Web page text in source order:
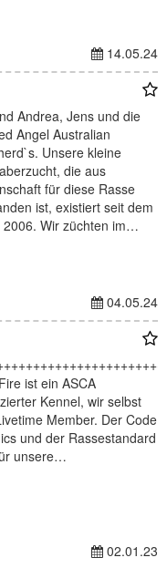
14.05.24
Andrea, Jens und die
Angel Australian
Unsere kleine
die aus
für diese Rasse
ist, existiert seit dem
2006. Wir züchten im…
04.05.24
ist ein ASCA
Kennel, wir selbst
Member. Der Code
und der Rassestandard
unsere…
02.01.23